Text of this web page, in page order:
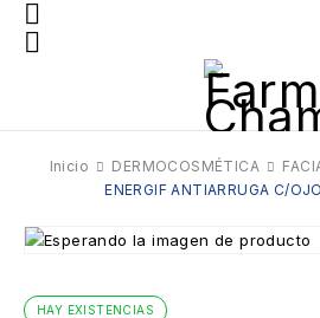
Inicio DERMOCOSMÉTICA
ENERGIF ANTIARRUGA C/
HAY EXISTENCIAS